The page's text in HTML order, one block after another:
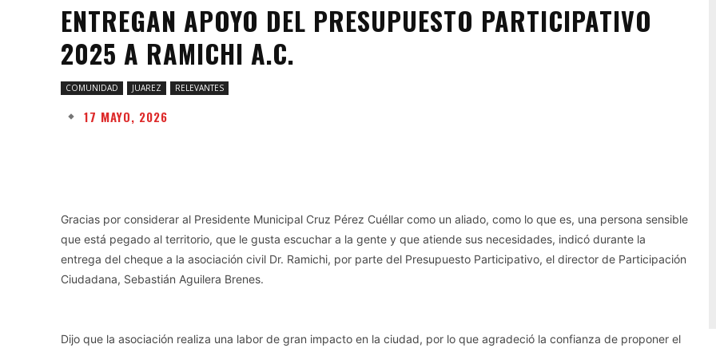
ENTREGAN APOYO DEL PRESUPUESTO PARTICIPATIVO
2025 A RAMICHI A.C.
COMUNIDAD JUAREZ RELEVANTES
17 MAYO, 2026
Gracias por considerar al Presidente Municipal Cruz Pérez Cuéllar como un aliado, como lo que es, una persona sensible
que está pegado al territorio, que le gusta escuchar a la gente y que atiende sus necesidades, indicó durante la
entrega del cheque a la asociación civil Dr. Ramichi, por parte del Presupuesto Participativo, el director de Participación
Ciudadana, Sebastián Aguilera Brenes.
Dijo que la asociación realiza una labor de gran impacto en la ciudad, por lo que agradeció la confianza de proponer el